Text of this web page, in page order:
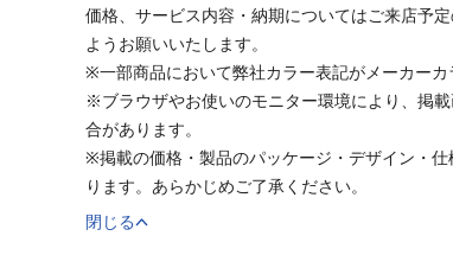
価格、サービス内容・納期についてはご来店予
ようお願いいたします。
※一部商品において弊社カラー表記がメーカーカ
※ブラウザやお使いのモニター環境により、掲
合があります。
※掲載の価格・製品のパッケージ・デザイン・
ります。あらかじめご了承ください。
閉じる